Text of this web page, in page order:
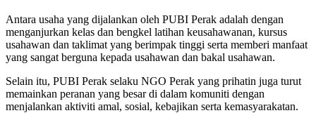
Antara usaha yang dijalankan oleh PUBI Perak adalah dengan
menganjurkan kelas dan bengkel latihan keusahawanan, kursus
usahawan dan taklimat yang berimpak tinggi serta memberi manfaat
yang sangat berguna kepada usahawan dan bakal usahawan.
Selain itu, PUBI Perak selaku NGO Perak yang prihatin juga turut
memainkan peranan yang besar di dalam komuniti dengan
menjalankan aktiviti amal, sosial, kebajikan serta kemasyarakatan.